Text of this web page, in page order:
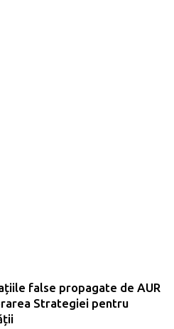
false propagate de AUR
Strategiei pentru